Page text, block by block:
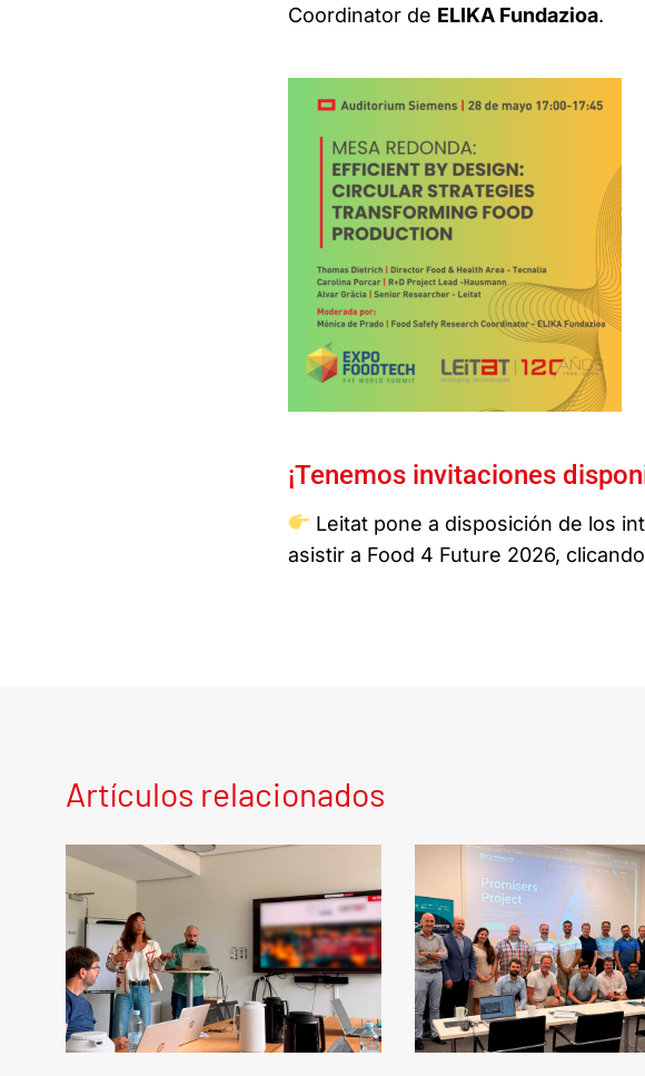
Coordinator de ELIKA Fundazioa.
¡Tenemos invitaciones
Leitat pone a disposición de los
asistir a Food 4 Future 2026, clicando
Artículos relacionados